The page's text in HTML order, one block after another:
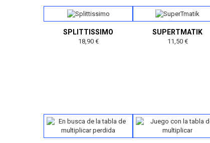
SPLITTISSIMO
18,90 €
SUPERTMATIK
11,50 €